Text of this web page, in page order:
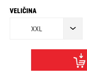
VELIČINA
XXL